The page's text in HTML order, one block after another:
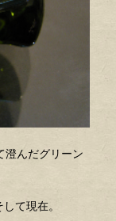
澄んだグリーン
て現在。